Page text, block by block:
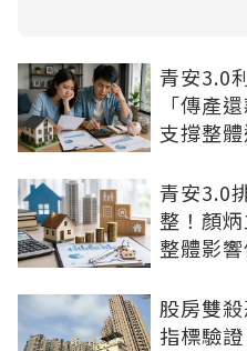
青安3.0
「傳產
支撐整
青安3.0
整！顏
整體影
股房雙
指標驗